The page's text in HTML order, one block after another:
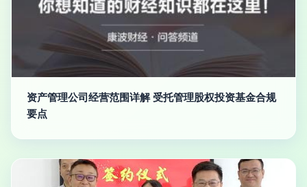
资产管理公司经营范围详解 受托管理股权投资基金合规
要点